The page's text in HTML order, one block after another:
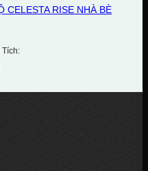
CELESTA RISE NHÀ BÈ